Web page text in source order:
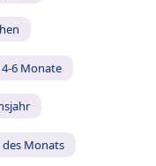
4-6 Monate
des Monats